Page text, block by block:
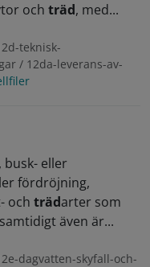
och träd, med...
teknisk-
/ 12da-leverans-av-
busk- eller
fördröjning,
och trädarter som
även är...
dagvatten-skyfall-och-